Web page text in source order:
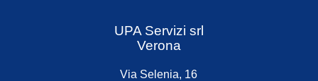
UPA Servizi srl
Verona
Via Selenia, 16